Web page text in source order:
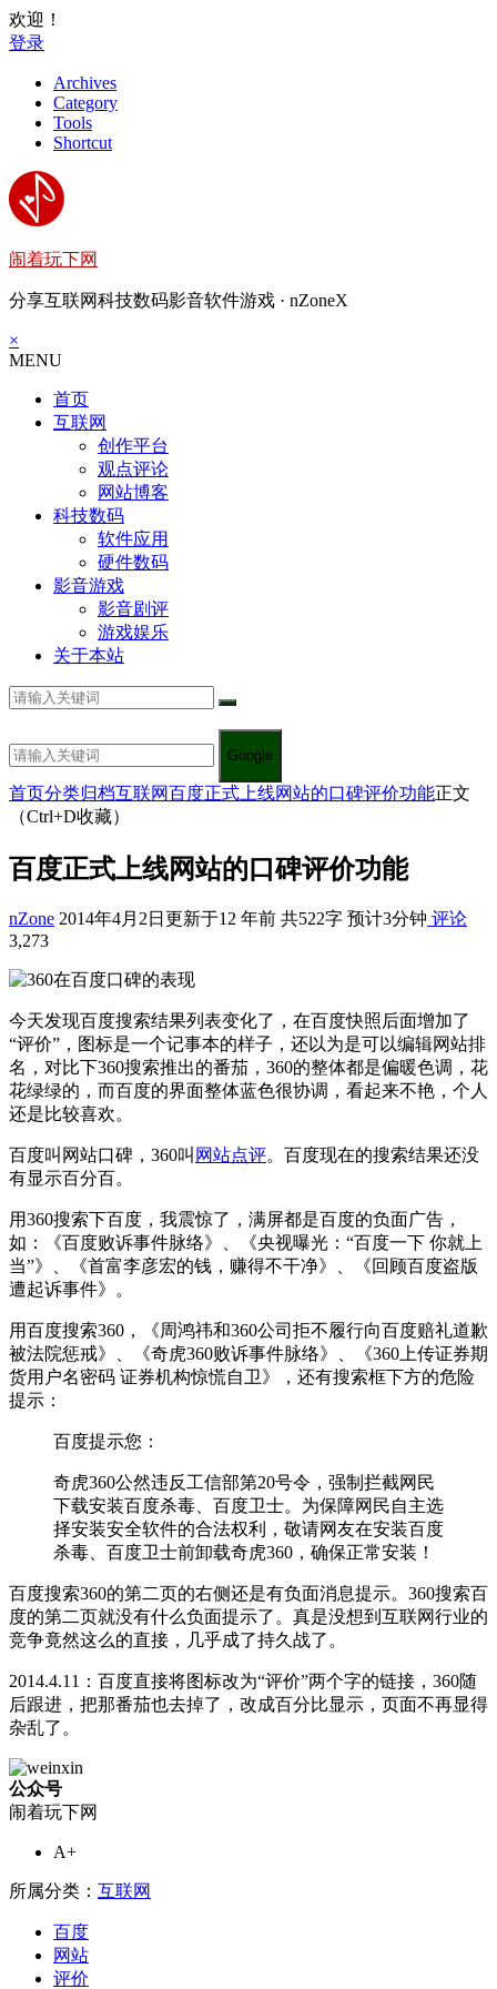
欢迎！
登录
Archives
Category
Tools
Shortcut
闹着玩下网
分享互联网科技数码影音软件游戏 · nZoneX
×
MENU
首页
互联网
创作平台
观点评论
网站博客
科技数码
软件应用
硬件数码
影音游戏
影音剧评
游戏娱乐
关于本站
Google
首页分类归档互联网百度正式上线网站的口碑评价功能正文
（Ctrl+D收藏）
百度正式上线网站的口碑评价功能
nZone 2014年4月2日 更新于12 年前 共522字 预计3分钟 评论
3,273
今天发现百度搜索结果列表变化了，在百度快照后面增加了
“评价”，图标是一个记事本的样子，还以为是可以编辑网站排
名，对比下360搜索推出的番茄，360的整体都是偏暖色调，花
花绿绿的，而百度的界面整体蓝色很协调，看起来不艳，个人
还是比较喜欢。
百度叫网站口碑，360叫 网站点评。百度现在的搜索结果还没
有显示百分百。
用360搜索下百度，我震惊了，满屏都是百度的负面广告，
如：《百度败诉事件脉络》、《央视曝光：“百度一下 你就上
当”》、《首富李彦宏的钱，赚得不干净》、《回顾百度盗版
遭起诉事件》。
用百度搜索360，《周鸿祎和360公司拒不履行向百度赔礼道歉
被法院惩戒》、《奇虎360败诉事件脉络》、《360上传证券期
货用户名密码 证券机构惊慌自卫》，还有搜索框下方的危险
提示：
百度提示您：
奇虎360公然违反工信部第20号令，强制拦截网民
下载安装百度杀毒、百度卫士。为保障网民自主选
择安装安全软件的合法权利，敬请网友在安装百度
杀毒、百度卫士前卸载奇虎360，确保正常安装！
百度搜索360的第二页的右侧还是有负面消息提示。360搜索百
度的第二页就没有什么负面提示了。真是没想到互联网行业的
竞争竟然这么的直接，几乎成了持久战了。
2014.4.11：百度直接将图标改为“评价”两个字的链接，360随
后跟进，把那番茄也去掉了，改成百分比显示，页面不再显得
杂乱了。
公众号
闹着玩下网
A+
所属分类： 互联网
百度
网站
评价